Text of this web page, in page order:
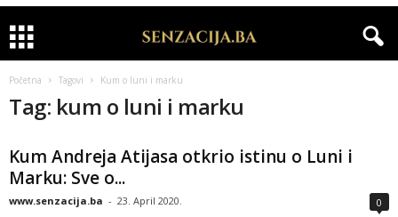
Početna Tagovi Kum o luni i marku
Tag: kum o luni i marku
Kum Andreja Atijasa otkrio istinu o Luni i
Marku: Sve o...
www.senzacija.ba - 23. April 2020. 0